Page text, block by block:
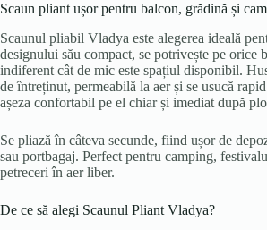
Scaun pliant ușor pentru balcon, grădină și
Scaunul pliabil Vladya este alegerea ideală
designului său compact, se potrivește pe orice
indiferent cât de mic este spațiul disponibil.
de întreținut, permeabilă la aer și se usucă
așeza confortabil pe el chiar și imediat după
Se pliază în câteva secunde, fiind ușor de
sau portbagaj. Perfect pentru camping,
petreceri în aer liber.
De ce să alegi Scaunul Pliant Vladya?